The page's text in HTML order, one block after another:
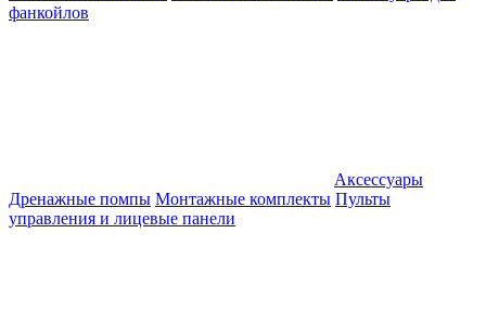
фанкойлов
Аксессуары
Дренажные помпы Монтажные комплекты Пульты
управления и лицевые панели